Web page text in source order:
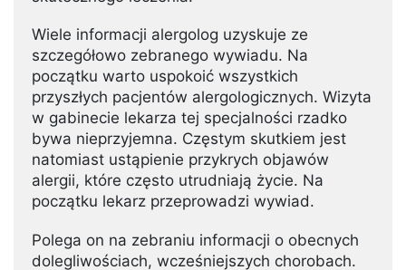
Wiele informacji alergolog uzyskuje ze
szczegółowo zebranego wywiadu. Na
początku warto uspokoić wszystkich
przyszłych pacjentów alergologicznych. Wizyta
w gabinecie lekarza tej specjalności rzadko
bywa nieprzyjemna. Częstym skutkiem jest
natomiast ustąpienie przykrych objawów
alergii, które często utrudniają życie. Na
początku lekarz przeprowadzi wywiad.
Polega on na zebraniu informacji o obecnych
dolegliwościach, wcześniejszych chorobach.